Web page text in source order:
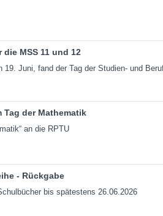
MSS 11 und 12
19. Juni, fand der Tag der Studien- und
Tag der Mathematik
an die RPTU
- Rückgabe
bis spätestens 26.06.2026